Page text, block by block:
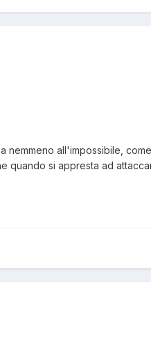
all'impossibile,
quando si appresta ad